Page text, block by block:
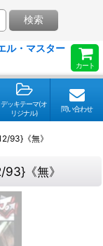
カート
検索
デッキテーマ(オ
リジナル)
問い合わせ
93}《無》
93}《無》